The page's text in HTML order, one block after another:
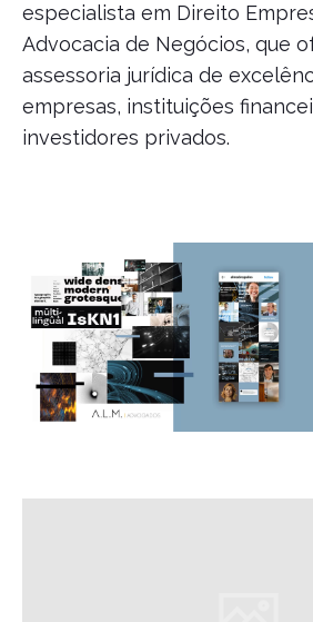
especialista em Direito
Advocacia de Negócios, que
assessoria jurídica de
empresas, instituições
investidores privados.